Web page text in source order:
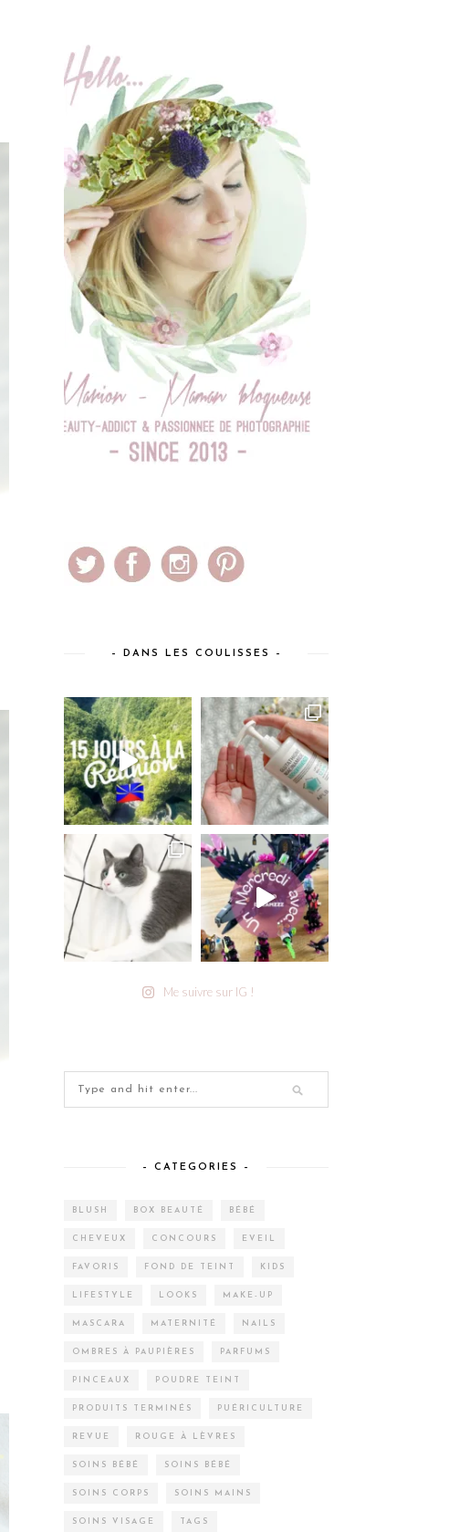
– DANS LES COULISSES –
Me suivre sur IG !
– CATEGORIES –
BLUSH BOX BEAUTÉ BÉBÉ
CHEVEUX CONCOURS EVEIL
FAVORIS FOND DE TEINT KIDS
LIFESTYLE LOOKS MAKE-UP
MASCARA MATERNITÉ NAILS
OMBRES À PAUPIÈRES PARFUMS
PINCEAUX POUDRE TEINT
PRODUITS TERMINÉS PUÉRICULTURE
REVUE ROUGE À LÈVRES
SOINS BÉBÉ SOINS BÉBÉ
SOINS CORPS SOINS MAINS
SOINS VISAGE TAGS